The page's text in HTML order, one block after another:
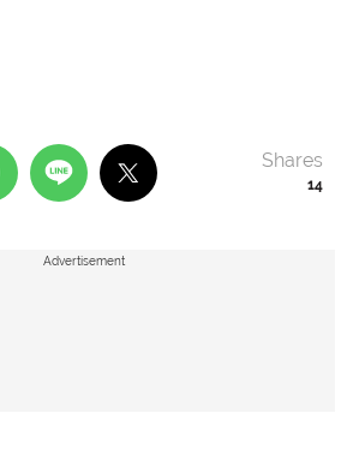
14
Shares
Advertisement